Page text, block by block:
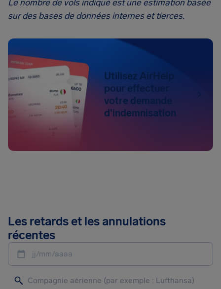
Le nombre de vols indiqué est une estimation basée
sur des bases de données internes et tierces.
Utilisez AirHelp
pour effectuer
votre demande
d'indemnisation
Les retards et les annulations
récentes
jj/mm/aaaa